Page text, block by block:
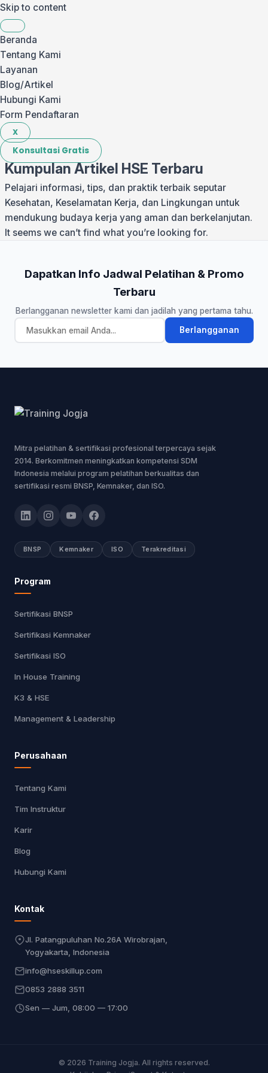
Skip to content
Beranda
Tentang Kami
Layanan
Blog/Artikel
Hubungi Kami
Form Pendaftaran
X
Konsultasi Gratis
KumpulanArtikel HSE Terbaru
Pelajari informasi, tips, dan praktik terbaik seputar
Kesehatan, Keselamatan Kerja, dan Lingkungan untuk
mendukung budaya kerja yang aman dan berkelanjutan.
It seems we can’t find what you’re looking for.
Dapatkan Info Jadwal Pelatihan & Promo
Terbaru
Berlangganan newsletter kami dan jadilah yang pertama tahu.
Berlangganan
Mitra pelatihan & sertifikasi profesional terpercaya sejak
2014. Berkomitmen meningkatkan kompetensi SDM
Indonesia melalui program pelatihan berkualitas dan
sertifikasi resmi BNSP, Kemnaker, dan ISO.
BNSP Kemnaker ISO Terakreditasi
Program
Sertifikasi BNSP
Sertifikasi Kemnaker
Sertifikasi ISO
In House Training
K3 & HSE
Management & Leadership
Perusahaan
Tentang Kami
Tim Instruktur
Karir
Blog
Hubungi Kami
Kontak
Jl. Patangpuluhan No.26A Wirobrajan,
Yogyakarta, Indonesia
info@hseskillup.com
0853 2888 3511
Sen — Jum, 08:00 — 17:00
© 2026 Training Jogja. All rights reserved.